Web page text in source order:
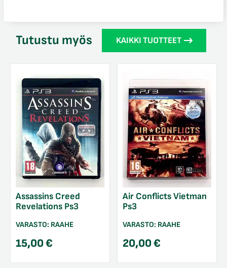
Tutustu myös KAIKKI TUOTTEET
Assassins Creed
Revelations Ps3
VARASTO: RAAHE
15,00€
Air Conflicts Vietman
Ps3
VARASTO: RAAHE
20,00€